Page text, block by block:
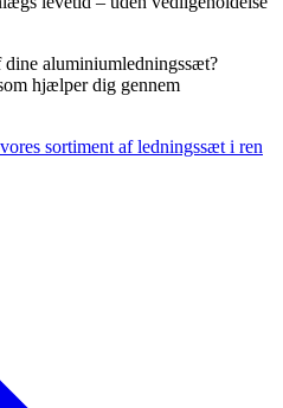
aluminiumledningssæt?
hjælper dig gennem
sortiment af ledningssæt i ren